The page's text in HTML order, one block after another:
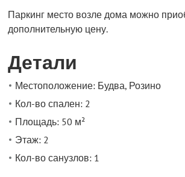
Паркинг место возле дома можно
дополнительную цену.
Детали
Местоположение: Будва, Розино
Кол-во спален: 2
Площадь: 50 м²
Этаж: 2
Кол-во санузлов: 1